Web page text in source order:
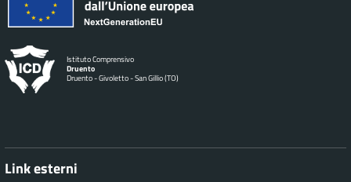
Istituto Comprensivo
Druento
Druento - Givoletto - San Gillio (TO)
Link esterni